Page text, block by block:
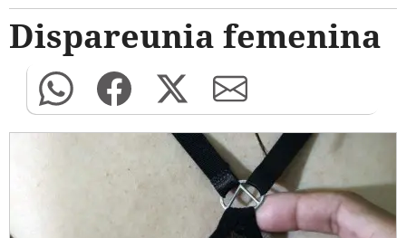
Dispareunia femenina